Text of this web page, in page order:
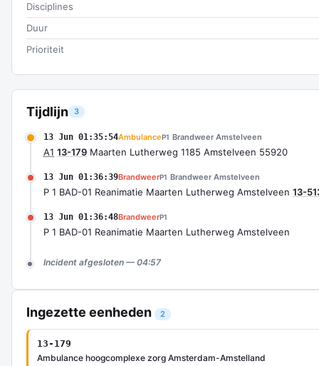
Tijdlijn 3
13 Jun 01:35:54AmbulanceP1 Brandweer Amstelveen
A1 13-179 Maarten Lutherweg 1185 Amstelveen 55920
13 Jun 01:36:39BrandweerP1 Brandweer Amstelveen
P 1 BAD-01 Reanimatie Maarten Lutherweg Amstelveen 13-
13 Jun 01:36:48BrandweerP1
P 1 BAD-01 Reanimatie Maarten Lutherweg Amstelveen
Incident afgesloten — 04:57
Ingezette eenheden 2
13-179
Ambulance hoogcomplexe zorg Amsterdam-Amstelland
Disciplines
Duur
Prioriteit